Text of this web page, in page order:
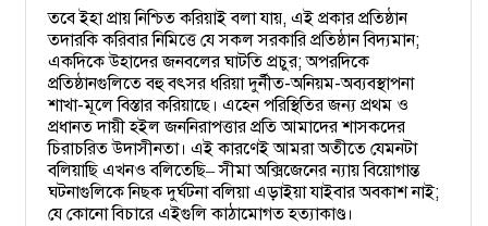
তবে ইহা প্রায় নিশ্চিত করিয়াই বলা যায়, এই প্রকার প্রতিষ্ঠান
তদারকি করিবার নিমিত্তে যে সকল সরকারি প্রতিষ্ঠান বিদ্যমান;
একদিকে উহাদের জনবলের ঘাটতি প্রচুর; অপরদিকে
প্রতিষ্ঠানগুলিতে বহু বৎসর ধরিয়া দুর্নীত-অনিয়ম-অব্যবস্থাপনা
শাখা-মূলে বিস্তার করিয়াছে। এহেন পরিস্থিতির জন্য প্রথম ও
প্রধানত দায়ী হইল জননিরাপত্তার প্রতি আমাদের শাসকদের
চিরাচরিত উদাসীনতা। এই কারণেই আমরা অতীতে যেমনটা
বলিয়াছি এখনও বলিতেছি–সীমা অক্সিজেনের ন্যায় বিয়োগান্ত
ঘটনাগুলিকে নিছক দুর্ঘটনা বলিয়া এড়াইয়া যাইবার অবকাশ নাই;
যে কোনো বিচারে এইগুলি কাঠামোগত হত্যাকাণ্ড।